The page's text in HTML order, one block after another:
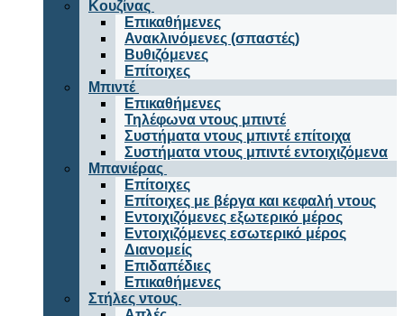
Κουζίνας
Επικαθήμενες
Ανακλινόμενες (σπαστές)
Βυθιζόμενες
Επίτοιχες
Μπιντέ
Επικαθήμενες
Τηλέφωνα ντους μπιντέ
Συστήματα ντους μπιντέ επίτοιχα
Συστήματα ντους μπιντέ εντοιχιζόμενα
Μπανιέρας
Επίτοιχες
Επίτοιχες με βέργα και κεφαλή ντους
Εντοιχιζόμενες εξωτερικό μέρος
Εντοιχιζόμενες εσωτερικό μέρος
Διανομείς
Επιδαπέδιες
Επικαθήμενες
Στήλες ντους